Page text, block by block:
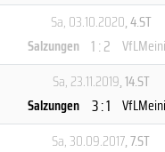
Sa, 03.10.2020, 4.ST
Salzungen 1 : 2
Sa, 23.11.2019, 14.ST
Salzungen 3 : 1
Sa, 30.09.2017, 7.ST